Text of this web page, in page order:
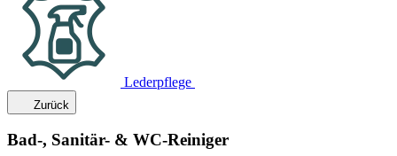
Lederpflege
Zurück
Bad-, Sanitär- & WC-Reiniger